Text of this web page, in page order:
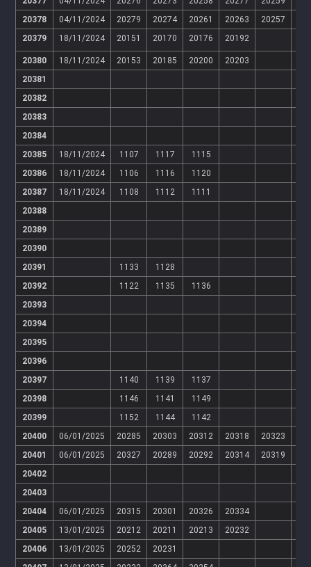
20378
04/11/2024 20279 20274 20261 20263 20257
20379
18/11/2024 20151 20170 20176 20192
20380 18/11/2024 20153 20185 20200
20203
20381
20382
20383
20384
20385
18/11/2024 1107 1117
1115
20386
18/11/2024 1106 1116
1120
20387
18/11/2024 1108 1112
1111
20388
20389
20390
20391
1133
1128
20392
1122 1135
1136
20393
20394
20395
20396
20397
1140 1139
1137
20398
1146 1141
1149
20399
1152 1144
1142
20400
06/01/2025 20285 20303 20312 20318
20323
20401
06/01/2025 20327 20289 20292 20314
20319
20402
20403
20404
06/01/2025 20315 20301 20326
20334
20405
13/01/2025 20212 20211 20213
20232
20406
13/01/2025 20252
20231